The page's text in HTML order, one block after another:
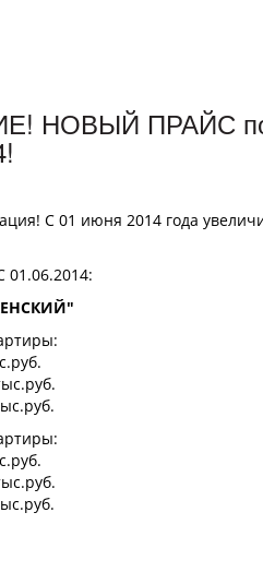
НОВЫЙ ПРАЙС по
С 01 июня 2014 года